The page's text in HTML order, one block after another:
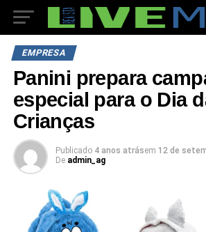
EMPRESA
Panini prepara
especial para o Dia
Crianças
Publicado 4 anos atrásem 12 de
De admin_ag